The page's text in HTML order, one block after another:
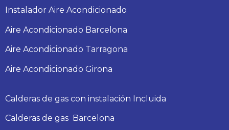
Instalador Aire Acondicionado
Aire Acondicionado Barcelona
Aire Acondicionado Tarragona
Aire Acondicionado Girona
Calderas de gas con instalación Incluida
Calderas de gas Barcelona